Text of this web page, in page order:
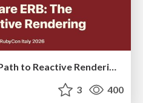
HTML-Aware ERB: The Path to Reactive Rendering @ RubyCon 2026, Rimini, Italy
3 400